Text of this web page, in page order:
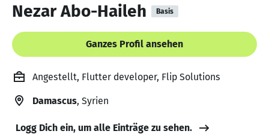
Nezar Abo-Haileh Basis
Ganzes Profil ansehen
Angestellt, Flutter developer, Flip Solutions
Damascus, Syrien
Logg Dich ein, um alle Einträge zu sehen.